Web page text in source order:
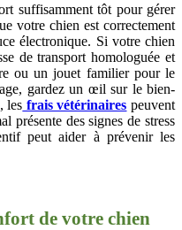
suffisamment tôt pour gérer
votre chien est correctement
électronique. Si votre chien
de transport homologuée et
ou un jouet familier pour le
gardez un œil sur le bien-
les frais vétérinaires peuvent
présente des signes de stress
peut aider à prévenir les
de votre chien